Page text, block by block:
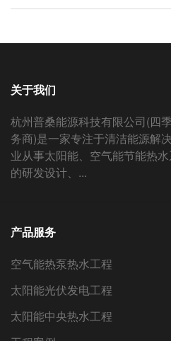
关于我们
杭州普桑能源科技有限公司(四
务商)是一家专注于清洁能源解
业从事太阳能、空气能节能热
的研发设计、...
产品服务
空气能热泵热水工程
太阳能光伏发电工程
太阳能中央热水工程